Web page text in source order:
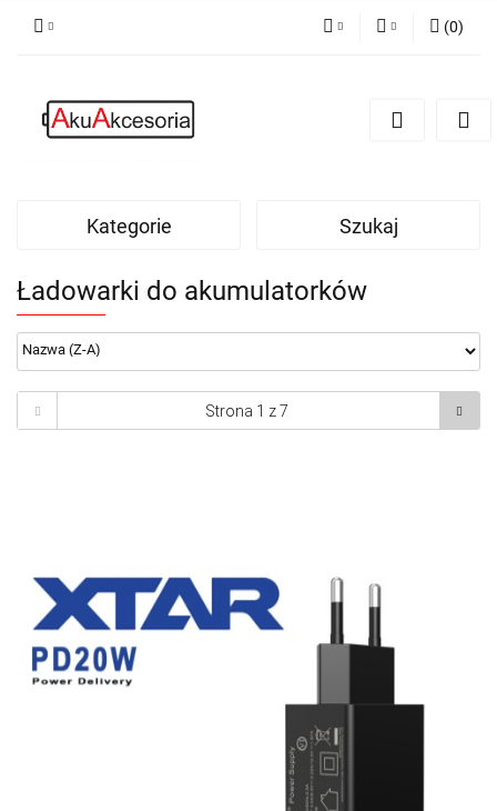
Zarejestruj się
(0)
Kategorie Szukaj
Ładowarki do akumulatorków